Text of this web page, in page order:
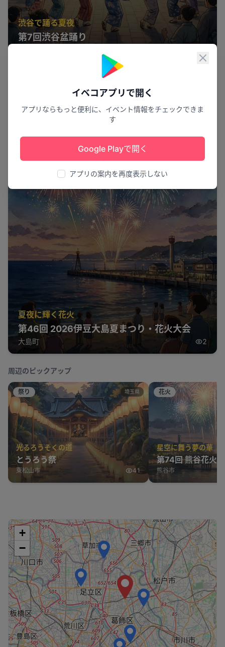
閉じ
イベコアプリで開く
アプリならもっと便利に、イベント情報をチェックできま
す
Google Playで開く
アプリの案内を再度表示しない
渋谷で踊る夏夜
第7回渋谷盆踊り
夏夜に輝く花火
第46回 2026伊豆大島夏まつり・花火大会
大島町 2
周辺のピックアップ
祭り 埼玉県
光るろうそくの道
とうろう祭
東松山市 41
花火
星空に舞う夢の華
第74回 熊谷花火
熊谷市
+
−